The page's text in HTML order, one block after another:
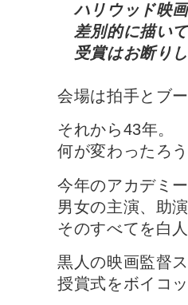
ハリウッド映
差別的に描い
受賞はお断り
会場は拍手とブ
それから43年。
何が変わったろ
今年のアカデミ
男女の主演、助
そのすべてを白
黒人の映画監督
授賞式をボイコ